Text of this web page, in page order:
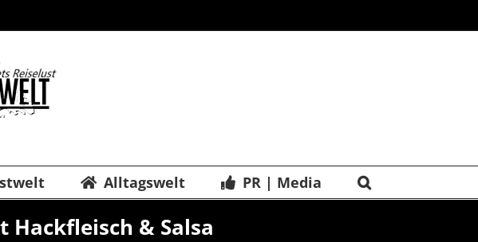
Alltagswelt PR | Media
Hackfleisch & Salsa